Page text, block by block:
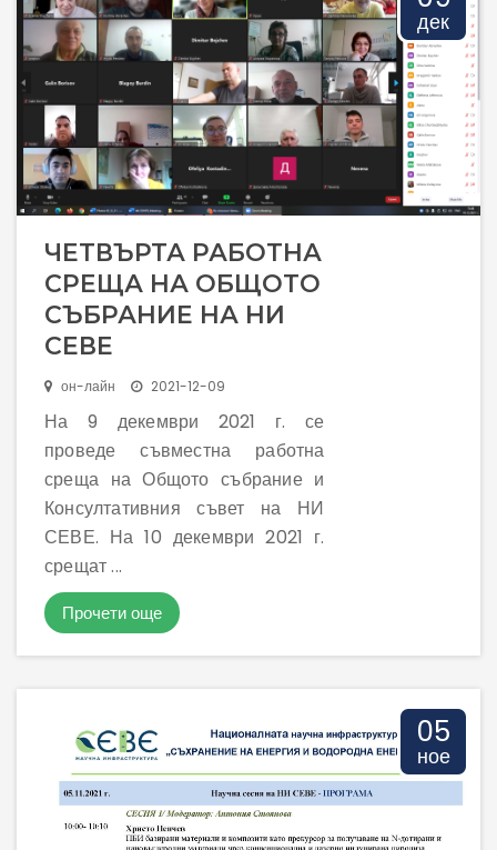
дек
ЧЕТВЪРТА РАБОТНА
СРЕЩА НА ОБЩОТО
СЪБРАНИЕ НА НИ
СЕВЕ
он-лайн 2021-12-09
На 9 декември 2021 г. се
проведе съвместна работна
среща на Общото събрание и
Консултативния съвет на НИ
СЕВЕ. На 10 декември 2021 г.
срещат ...
Прочети още
05
ное